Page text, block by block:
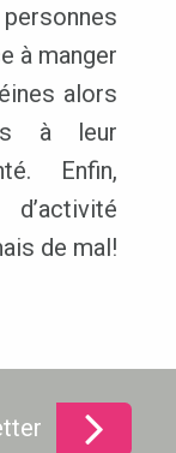
à manger
alors
à leur
Enfin,
de mal!